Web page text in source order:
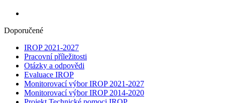
Doporučené
IROP 2021-2027
Pracovní příležitosti
Otázky a odpovědi
Evaluace IROP
Monitorovací výbor IROP 2021-2027
Monitorovací výbor IROP 2014-2020